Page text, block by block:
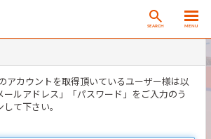
SEARCH MENU
アカウントを取得頂いているユーザー様は以
ールアドレス」「パスワード」をご入力のう
て下さい。